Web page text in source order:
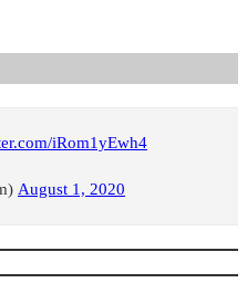
iRom1yEwh4
August 1, 2020